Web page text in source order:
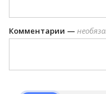
Комментарии —